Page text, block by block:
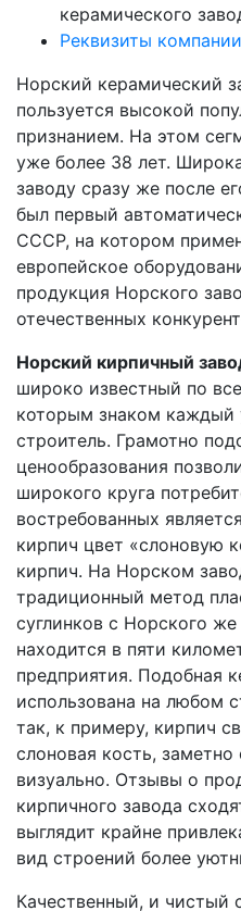
керамического
Реквизиты компании
Норский керамический
пользуется высокой
признанием. На этом
уже более 38 лет.
заводу сразу же после
был первый
СССР, на котором
европейское
продукция Норского
отечественных
Норский кирпичный
широко известный по
которым знаком
строитель. Грамотно
ценообразования
широкого круга
востребованных
кирпич цвет «слоновую
кирпич. На Норском
традиционный метод
суглинков с Норского
находится в пяти
предприятия. Подобная
использована на любом
так, к примеру, кирпич
слоновая кость, заметно
визуально. Отзывы о
кирпичного завода
выглядит крайне
вид строений более
Качественный, и чистый